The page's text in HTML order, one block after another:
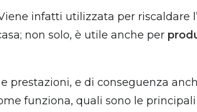
infatti utilizzata per riscaldare
non solo, è utile anche per
prestazioni, e di conseguenza
funziona, quali sono le